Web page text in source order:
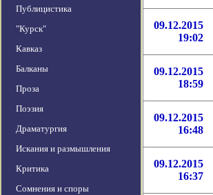
Публицистика
"Курск"
Кавказ
Балканы
Проза
Поэзия
Драматургия
Искания и размышления
Критика
Сомнения и споры
09.12.2015
19:02
09.12.2015
18:59
09.12.2015
16:48
09.12.2015
16:37